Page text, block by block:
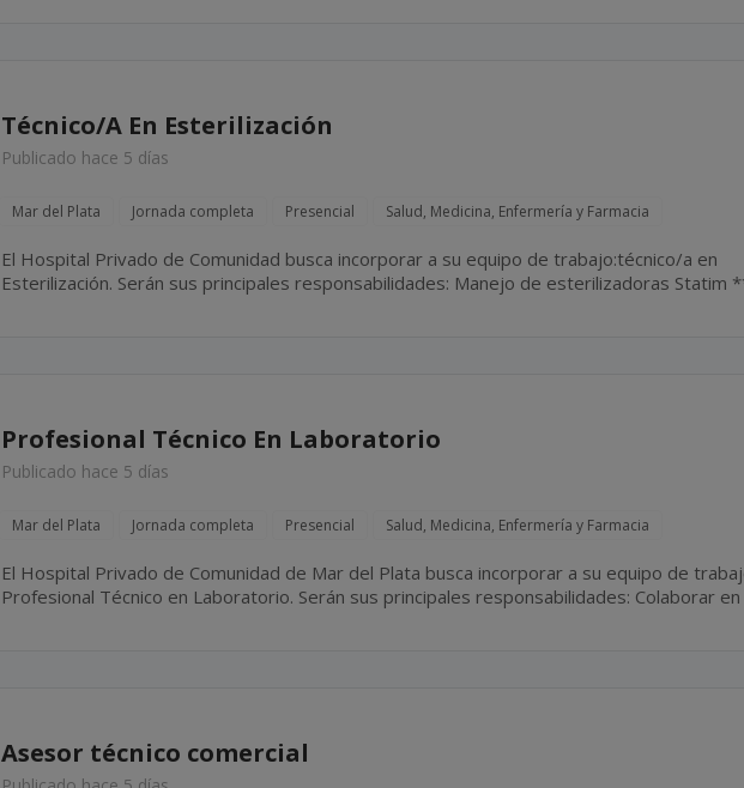
Técnico/A En Esterilización
Publicado hace 5 días
Mar del Plata Jornada completa Presencial Salud, Medicina, Enfermería y Farmacia
El Hospital Privado de Comunidad busca incorporar a su equipo de trabajo:técnico/a en
Esterilización. Serán sus principales responsabilidades: Manejo de esterilizadoras Statim **** y
Profesional Técnico En Laboratorio
Publicado hace 5 días
Mar del Plata Jornada completa Presencial Salud, Medicina, Enfermería y Farmacia
El Hospital Privado de Comunidad de Mar del Plata busca incorporar a su equipo de
Profesional Técnico en Laboratorio. Serán sus principales responsabilidades: Colaborar en la
Asesor técnico comercial